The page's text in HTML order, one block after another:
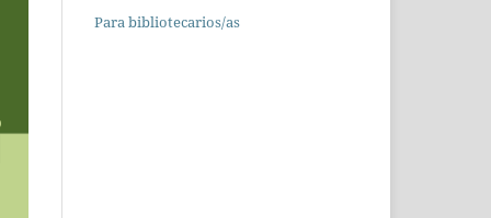
Para bibliotecarios/as